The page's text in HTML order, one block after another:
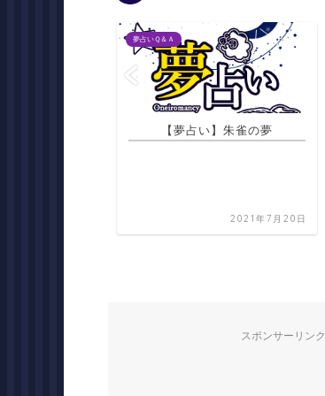
夢占いＱ＆Ａ
【夢占い】風俗店を辞める夢
2021年7月22日
スポンサーリンク